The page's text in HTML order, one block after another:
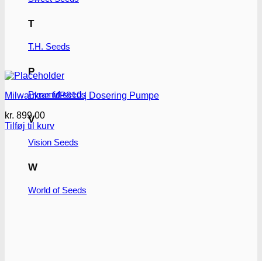
T
T.H. Seeds
P
Pyramid seeds
V
Vision Seeds
W
World of Seeds
Milwaukee MP810 | Dosering Pumpe
kr. 899.00
Tilføj til kurv